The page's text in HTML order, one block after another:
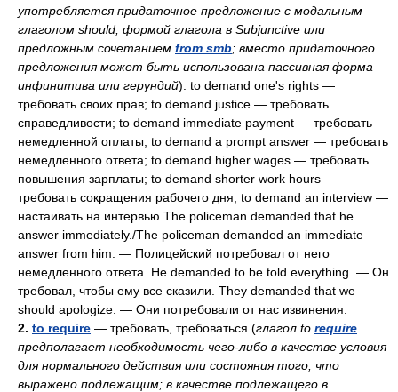
употребляется придаточное предложение с модальным
глаголом should, формой глагола в Subjunctive или
предложным сочетанием from smb; вместо придаточного
предложения может быть использована пассивная форма
инфинитива или герундий): to demand one's rights —
требовать своих прав; to demand justice — требовать
справедливости; to demand immediate payment — требовать
немедленной оплаты; to demand a prompt answer — требовать
немедленного ответа; to demand higher wages — требовать
повышения зарплаты; to demand shorter work hours —
требовать сокращения рабочего дня; to demand an interview —
настаивать на интервью The policeman demanded that he
answer immediately./The policeman demanded an immediate
answer from him. — Полицейский потребовал от него
немедленного ответа. Не demanded to be told everything. — Он
требовал, чтобы ему все сказили. They demanded that we
should apologize. — Они потребовали от нас извинения.
2. to require — требовать, требоваться (глагол to require
предполагает необходимость чего-либо в качестве условия
для нормального действия или состояния того, что
выражено подлежащим; в качестве подлежащего в